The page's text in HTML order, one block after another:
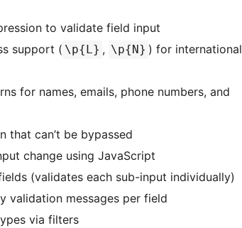
to validate field input
support ( \p{L} , \p{N} ) for international
for names, emails, phone numbers, and
that can’t be bypassed
change using JavaScript
(validates each sub-input individually)
validation messages per field
via filters